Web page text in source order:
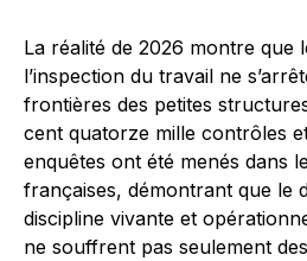
La réalité de 2026 montre que
l’inspection du travail ne
frontières des petites
cent quatorze mille contrôles
enquêtes ont été menés dans
françaises, démontrant que le
discipline vivante et
ne souffrent pas seulement